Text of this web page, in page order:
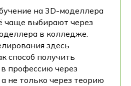
на 3D-моделлера
чаще выбирают через
в колледже.
здесь
способ получить
профессию через
не только через теорию